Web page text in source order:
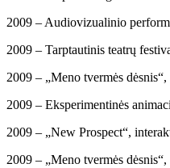
2009 – Audiovizualinio
2009 – Tarptautinis teatrų
2009 – „Meno tvermės
2009 – Eksperimentinės
2009 – „New Prospect“,
2009 – „Meno tvermės